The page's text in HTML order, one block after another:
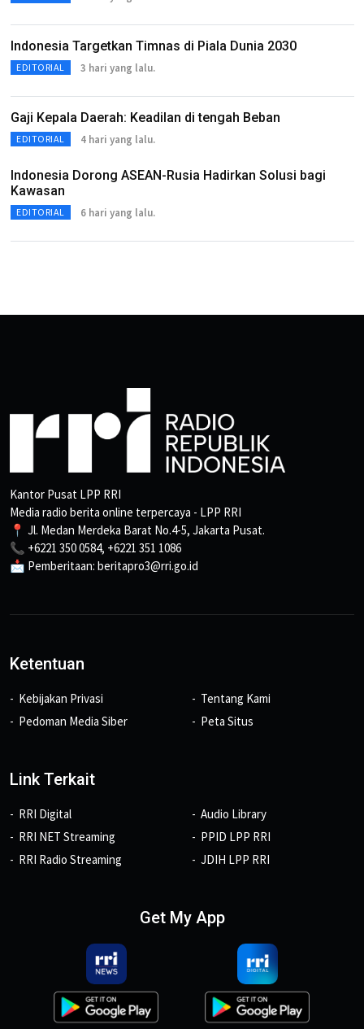
Indonesia Targetkan Timnas di Piala Dunia 2030
EDITORIAL 3 hari yang lalu.
Gaji Kepala Daerah: Keadilan di tengah Beban
EDITORIAL 4 hari yang lalu.
Indonesia Dorong ASEAN-Rusia Hadirkan Solusi bagi
Kawasan
EDITORIAL 6 hari yang lalu.
Kantor Pusat LPP RRI
Media radio berita online terpercaya - LPP RRI
📍 Jl. Medan Merdeka Barat No.4-5, Jakarta Pusat.
📞 +6221 350 0584, +6221 351 1086
📩 Pemberitaan: beritapro3@rri.go.id
Ketentuan
Kebijakan Privasi
Pedoman Media Siber
Tentang Kami
Peta Situs
Link Terkait
RRI Digital
RRI NET Streaming
RRI Radio Streaming
Audio Library
PPID LPP RRI
JDIH LPP RRI
Get My App